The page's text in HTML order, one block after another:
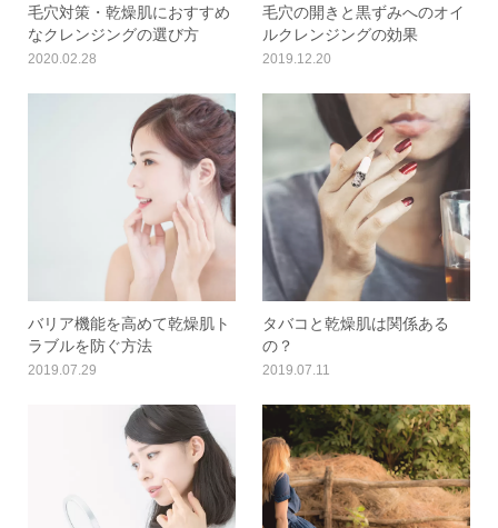
毛穴対策・乾燥肌におすすめ
なクレンジングの選び方
2020.02.28
毛穴の開きと黒ずみへのオイ
ルクレンジングの効果
2019.12.20
バリア機能を高めて乾燥肌ト
ラブルを防ぐ方法
2019.07.29
タバコと乾燥肌は関係ある
の？
2019.07.11